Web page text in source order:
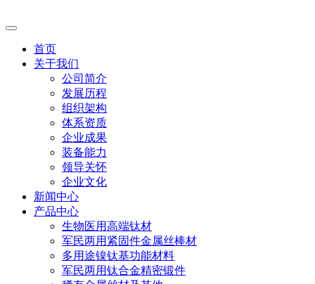
首页
关于我们
公司简介
发展历程
组织架构
体系资质
企业成果
装备能力
领导关怀
企业文化
新闻中心
产品中心
生物医用高端钛材
军民两用紧固件金属丝棒材
多用途镍钛基功能材料
军民两用钛合金精密锻件